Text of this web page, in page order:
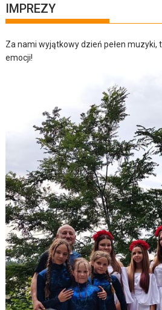
IMPREZY
Za nami wyjątkowy dzień pełen muzyki,
emocji!